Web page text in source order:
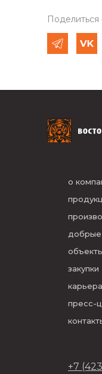
Поделиться
о
закупки
карьера
пресс-
+7